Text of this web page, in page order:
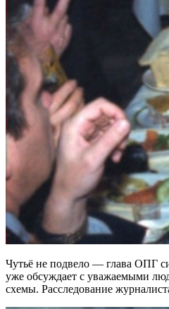
Чутьё не подвело — глава ОПГ
уже обсуждает с уважаемыми
схемы. Расследование